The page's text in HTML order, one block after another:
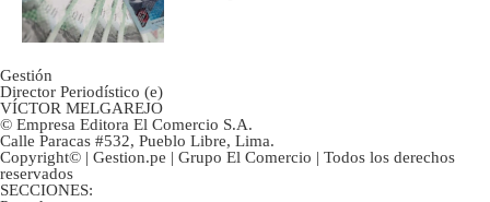
Gestión
Director Periodístico (e)
VÍCTOR MELGAREJO
© Empresa Editora El Comercio S.A.
Calle Paracas #532, Pueblo Libre, Lima.
Copyright© | Gestion.pe | Grupo El Comercio | Todos los derechos
reservados
SECCIONES: